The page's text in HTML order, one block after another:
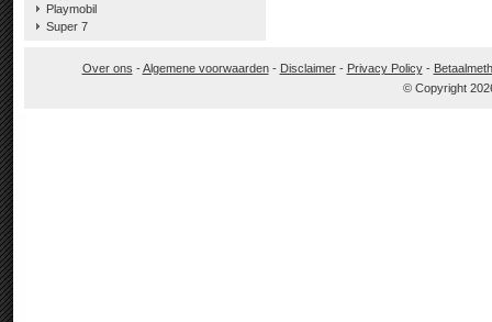
Playmobil
Super 7
Over ons -Algemene voorwaarden- Disclaimer- Privacy Policy-
© Copyright